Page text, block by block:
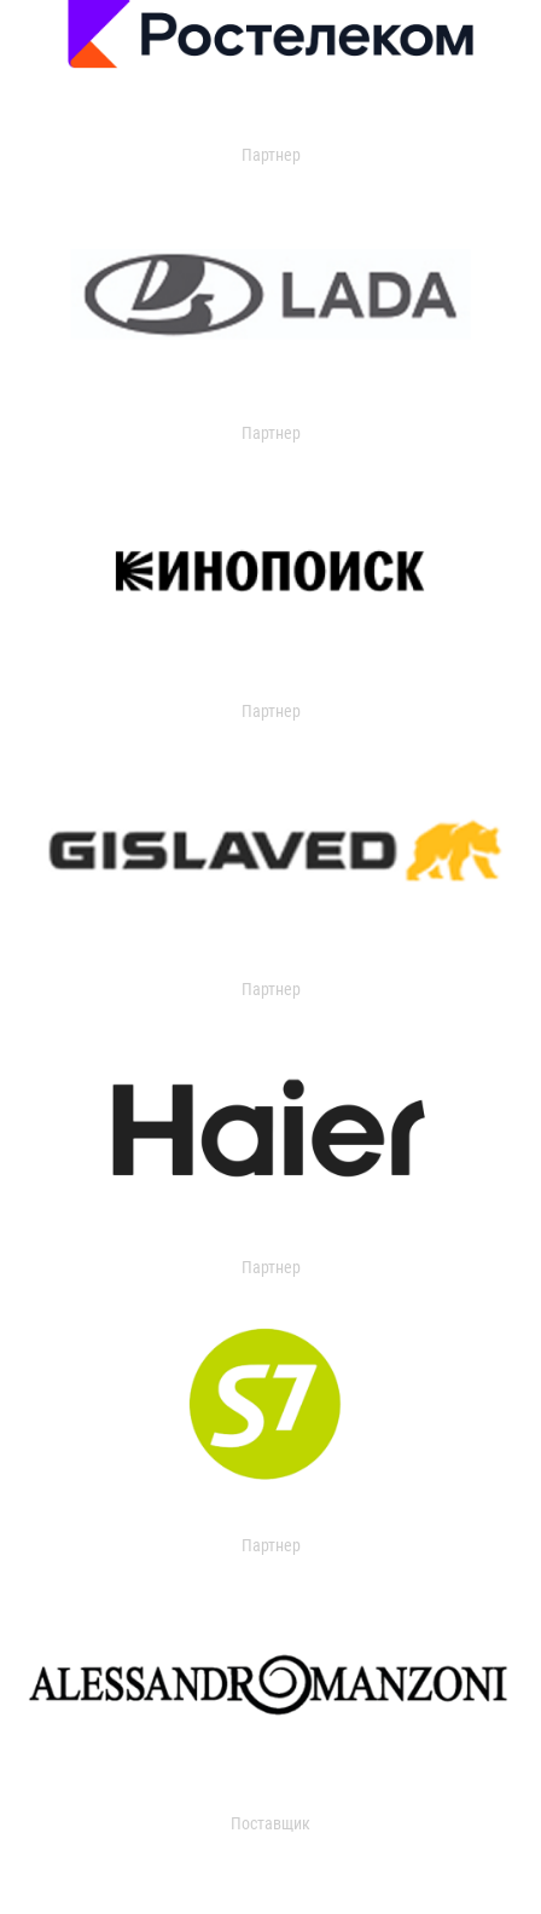
Партнер
Партнер
Партнер
Партнер
Партнер
Партнер
Поставщик